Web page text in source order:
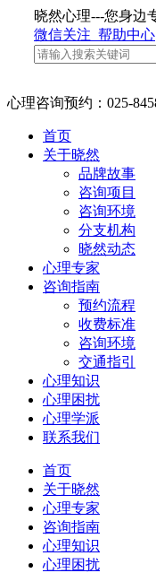
晓然心理---您身边
微信关注 帮助中心
心理咨询预约：025-
首页
关于晓然
品牌故事
咨询项目
咨询环境
分支机构
晓然动态
心理专家
咨询指南
预约流程
收费标准
咨询环境
交通指引
心理知识
心理困扰
心理学派
联系我们
首页
关于晓然
心理专家
咨询指南
心理知识
心理困扰